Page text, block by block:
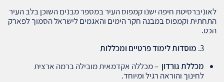
לאוניברסיטת חיפה ישנו קמפוס העיר במספר מבנים השוכן בלב העיר
התחתית וקמפוס במבנה חקר הימים והאגמים לישראל הסמוך לפארק
הכט.
מוסדות לימוד פרטיים ומכללות
מכללת גורדון – מכללה אקדמאית מובילה ברמה ארצית
לחינוך והוראה רגיל ומיוחד.